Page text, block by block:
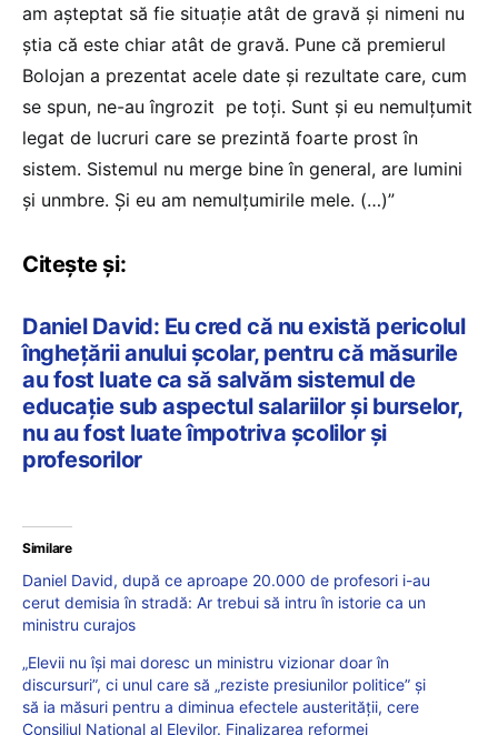
am așteptat să fie situație atât de gravă și nimeni nu
știa că este chiar atât de gravă. Pune că premierul
Bolojan a prezentat acele date și rezultate care, cum
se spun, ne-au îngrozit pe toți. Sunt și eu nemulțumit
legat de lucruri care se prezintă foarte prost în
sistem. Sistemul nu merge bine în general, are lumini
și unmbre. Și eu am nemulțumirile mele. (…)”
Citește și:
Daniel David: Eu cred că nu există pericolul
înghețării anului școlar, pentru că măsurile
au fost luate ca să salvăm sistemul de
educație sub aspectul salariilor și burselor,
nu au fost luate împotriva școlilor și
profesorilor
Similare
Daniel David, după ce aproape 20.000 de profesori i-au
cerut demisia în stradă: Ar trebui să intru în istorie ca un
ministru curajos
„Elevii nu își mai doresc un ministru vizionar doar în
discursuri”, ci unul care să „reziste presiunilor politice” și
să ia măsuri pentru a diminua efectele austerității, cere
Consiliul Național al Elevilor. Finalizarea reformei